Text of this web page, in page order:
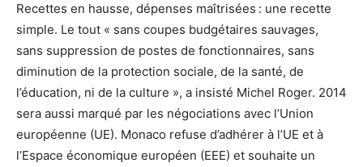
Recettes en hausse, dépenses maîtrisées : une recette
simple. Le tout « sans coupes budgétaires sauvages,
sans suppression de postes de fonctionnaires, sans
diminution de la protection sociale, de la santé, de
l’éducation, ni de la culture », a insisté Michel Roger. 2014
sera aussi marqué par les négociations avec l’Union
européenne (UE). Monaco refuse d’adhérer à l’UE et à
l’Espace économique européen (EEE) et souhaite un